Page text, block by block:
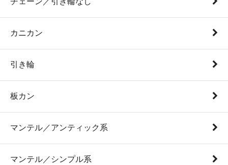
カニカン
引き輪
板カン
マンテル／アンティック系
マンテル／シンプル系